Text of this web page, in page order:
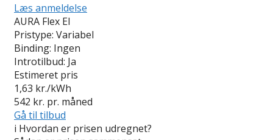
Læs anmeldelse
AURA Flex El
Pristype: Variabel
Binding: Ingen
Introtilbud: Ja
Estimeret pris
1,63 kr./kWh
542 kr. pr. måned
Gå til tilbud
i Hvordan er prisen udregnet?